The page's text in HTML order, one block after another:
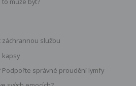
záchrannou službu
kapsy
Podpořte správné proudění lymfy